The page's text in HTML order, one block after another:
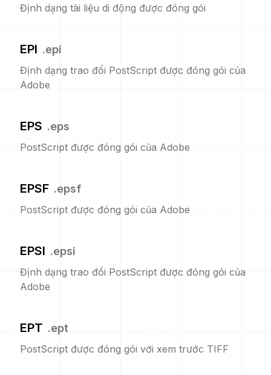
Định dạng tài liệu di động được đóng gói
EPI .epi
Định dạng trao đổi PostScript được đóng gói của
Adobe
EPS .eps
PostScript được đóng gói của Adobe
EPSF .epsf
PostScript được đóng gói của Adobe
EPSI .epsi
Định dạng trao đổi PostScript được đóng gói của
Adobe
EPT .ept
PostScript được đóng gói với xem trước TIFF